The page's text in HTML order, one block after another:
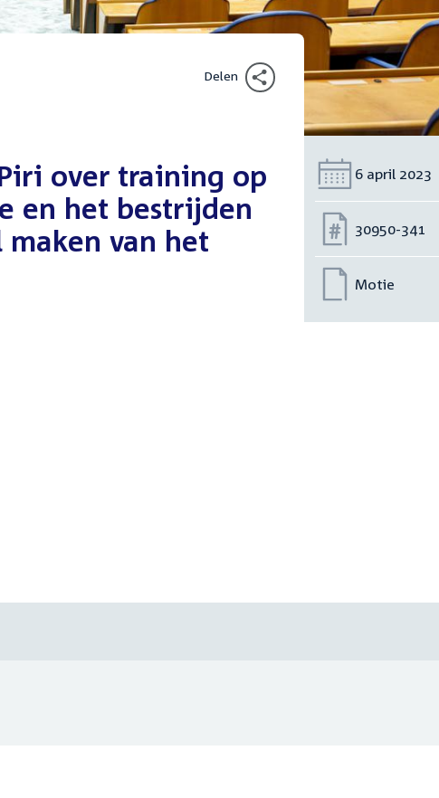
Delen
over training op
en het bestrijden
van het
Datum:
6 april 2023
Nummer:
30950-341
Motie